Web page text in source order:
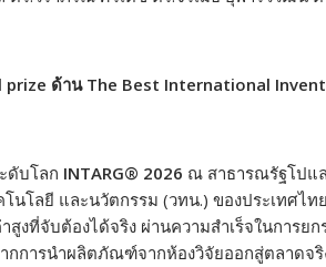
prize ด้าน The Best International
ดับโลก INTARG® 2026 ณ สาธารณรัฐโปแ
นโลยี และนวัตกรรม (วทน.) ของประเทศไท
งที่จับต้องได้จริง ผ่านความสำเร็จในการย
การนำผลิตภัณฑ์จากห้องวิจัยออกสู่ตลาดจ